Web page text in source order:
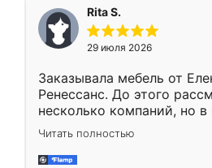
каких-либо доработок.
довольна, все выглядит
Rita S.
29 июля 2026
Заказывала мебель от
Ренессанс. До этого
несколько компаний, но в
эту. Сначала обговорили
приехал замерщик, всё
и снял размеры.
Читать полностью